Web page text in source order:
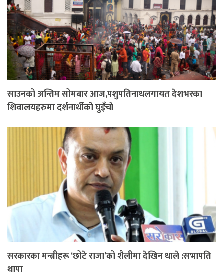
साउनको अन्तिम सोमबार आज,पशुपतिनाथलगायत देशभरका
शिवालयहरुमा दर्शनार्थीको घुइँचो
सरकारका मन्त्रीहरू ‘छोटे राजा’को शैलीमा देखिन थाले :सभापति
थापा